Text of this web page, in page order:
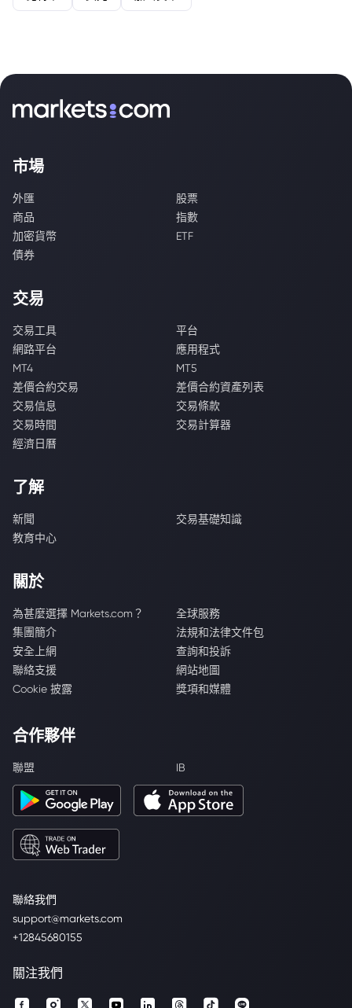
聯絡我們
support@markets.com
+12845680155
市場
外匯
股票
商品
指數
加密貨幣
ETF
債券
交易
交易工具
平台
網路平台
應用程式
MT4
MT5
差價合約交易
差價合約資產列表
交易信息
交易條款
交易時間
交易計算器
經濟日曆
了解
新聞
交易基礎知識
教育中心
關於
為甚麼選擇 Markets.com？
全球服務
集團簡介
法規和法律文件包
安全上網
查詢和投訴
聯絡支援
網站地圖
Cookie 披露
獎項和媒體
合作夥伴
聯盟 IB
關注我們